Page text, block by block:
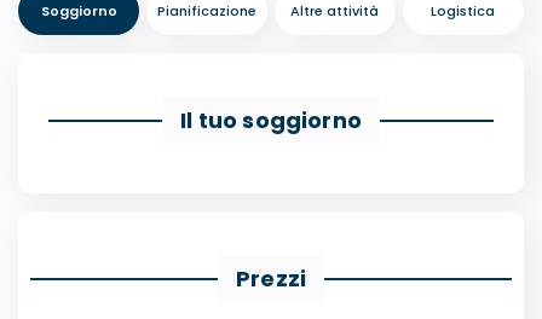
Soggiorno Pianificazione Altre attività Logistica
Il tuo soggiorno
Prezzi